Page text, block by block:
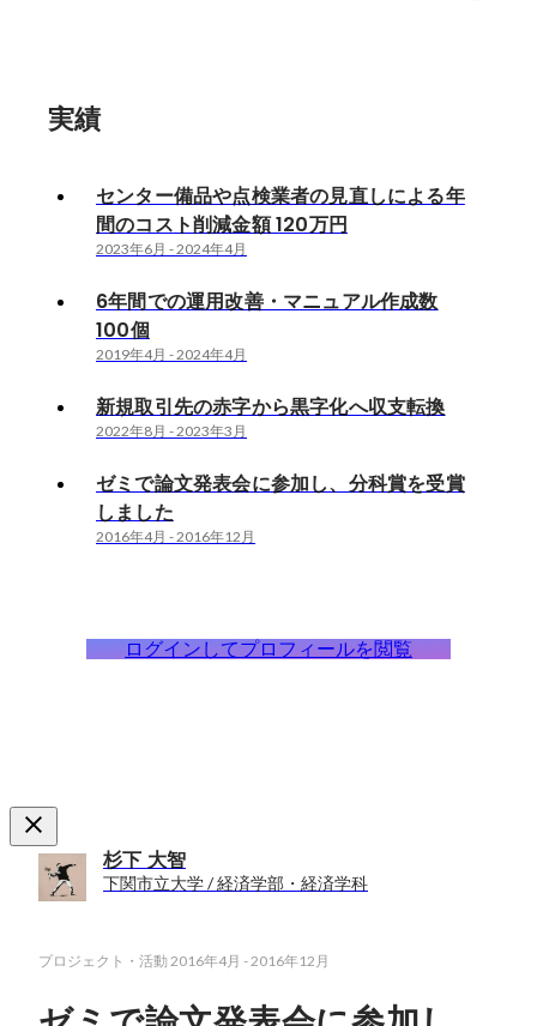
実績
センター備品や点検業者の見直しによる年
間のコスト削減金額 120万円
2023年6月 -2024年4月
6年間での運用改善・マニュアル作成数
100個
2019年4月 -2024年4月
新規取引先の赤字から黒字化へ収支転換
2022年8月 -2023年3月
ゼミで論文発表会に参加し、分科賞を受賞
しました
2016年4月 -2016年12月
ログインしてプロフィールを閲覧
杉下 大智
下関市立大学 / 経済学部・経済学科
プロジェクト・活動 2016年4月 -2016年12月